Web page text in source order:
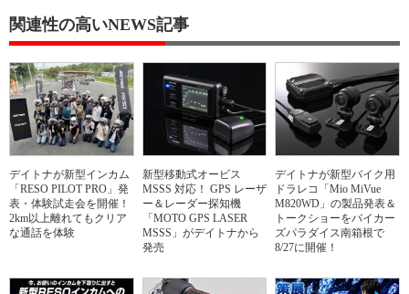
関連性の高いNEWS記事
デイトナが新型インカム
「RESO PILOT PRO」発
表・体験試走会を開催！
2km以上離れてもクリア
な通話を体験
新型移動式オービス
MSSS 対応！ GPS レーザ
ー＆レーダー探知機
「MOTO GPS LASER
MSSS」がデイトナから
発売
デイトナが新型バイク用
ドラレコ「Mio MiVue
M820WD」の製品発表＆
トークショーをバイカー
ズパラダイス南箱根で
8/27に開催！